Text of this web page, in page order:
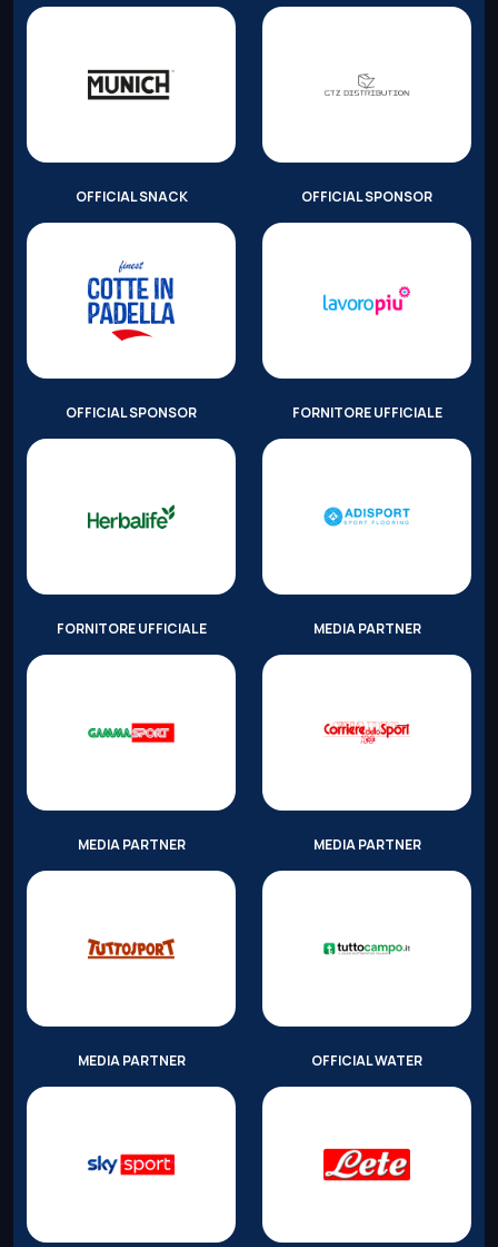
OFFICIAL SNACK OFFICIAL SPONSOR
OFFICIAL SPONSOR FORNITORE UFFICIALE
FORNITORE UFFICIALE MEDIA PARTNER
MEDIA PARTNER MEDIA PARTNER
MEDIA PARTNER OFFICIAL WATER